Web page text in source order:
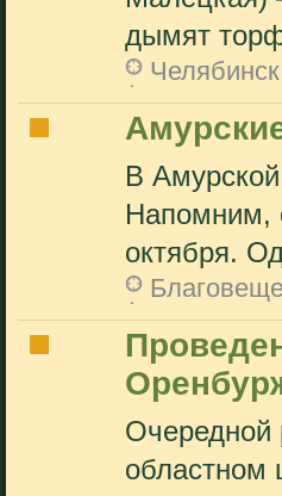
дымят
Челябинск
В
Напомним,
октября.
Очередной
областном